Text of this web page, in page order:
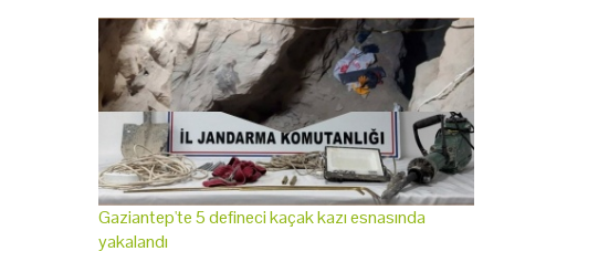
Gaziantep'te 5 defineci kaçak kazı esnasında
yakalandı